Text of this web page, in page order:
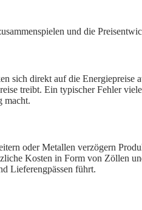
und die
sich direkt auf die Energiepreise
treibt. Ein typischer Fehler
macht.
oder Metallen verzögern
Kosten in Form von Zöllen
Lieferengpässen führt.